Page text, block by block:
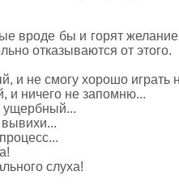
вроде бы и горят
отказываются от этого.
и не смогу хорошо играть
и ничего не запомню...
ущербный...
слуха!